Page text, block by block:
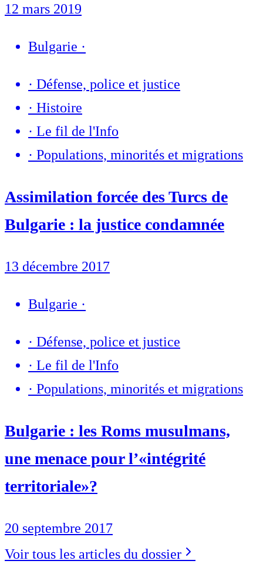
12 mars 2019
Bulgarie ·
· Défense, police et justice
· Histoire
· Le fil de l'Info
· Populations, minorités et migrations
Assimilation forcée des Turcs de
Bulgarie : la justice condamnée
13 décembre 2017
Bulgarie ·
· Défense, police et justice
· Le fil de l'Info
· Populations, minorités et migrations
Bulgarie : les Roms musulmans,
une menace pour l’«intégrité
territoriale»?
20 septembre 2017
Voir tous les articles du dossier